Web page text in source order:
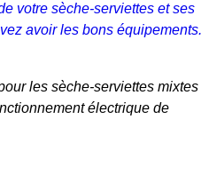
votre sèche-serviettes et ses
avoir les bons équipements.
les sèche-serviettes mixtes
électrique de